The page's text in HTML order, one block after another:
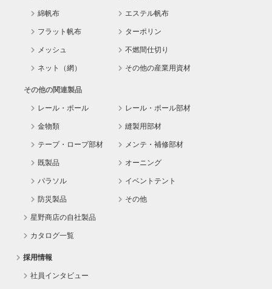
綿帆布 エステル帆布
フラット帆布 ターポリン
メッシュ 不燃間仕切り
ネット（網） その他の産業用資材
その他の関連製品
レール・ポール レール・ポール部材
金物類 縫製用部材
テープ・ロープ部材 メンテ・補修部材
既製品 オーニング
パラソル イベントテント
防災製品 その他
星野商店の自社製品
カタログ一覧
採用情報
社員インタビュー